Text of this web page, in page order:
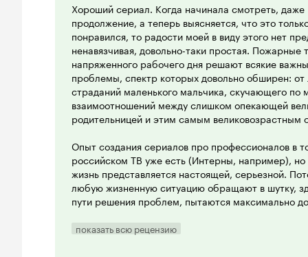
Хороший сериал. Когда начинала смотреть, даже
продолжение, а теперь выясняется, что это
понравился, то радости моей в виду этого нет
ненавязчивая, довольно-таки простая.
напряженного рабочего дня решают всякие
проблемы, спектр которых довольно обширен: от
страданий маленького мальчика, скучающего по
взаимоотношений между слишком опекающей
родительницей и этим самым великовозрастным
Опыт создания сериалов про профессионалов в
российском ТВ уже есть (Интерны, например),
жизнь представляется настоящей, серьезной.
любую жизненную ситуацию обращают в шутку,
пути решения проблем, пытаются максимально
показать всю рецензию